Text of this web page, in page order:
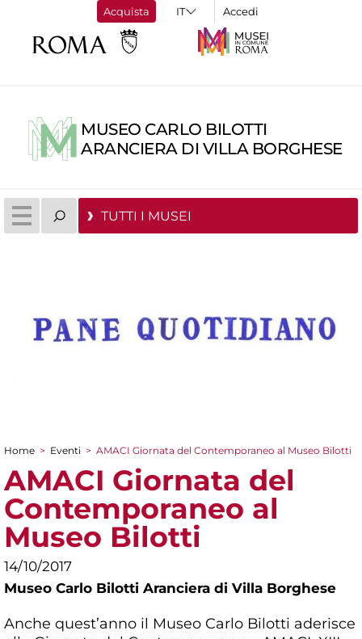
Acquista Accedi
MUSEO CARLO BILOTTI
ARANCIERA DI VILLA BORGHESE
TUTTI I MUSEI
Tu sei qui
Home > Eventi > AMACI Giornata del Contemporaneo al Museo Bilotti
AMACI Giornata del
Contemporaneo al
Museo Bilotti
14/10/2017
Museo Carlo Bilotti Aranciera di Villa Borghese
Anche quest’anno il Museo Carlo Bilotti aderisce